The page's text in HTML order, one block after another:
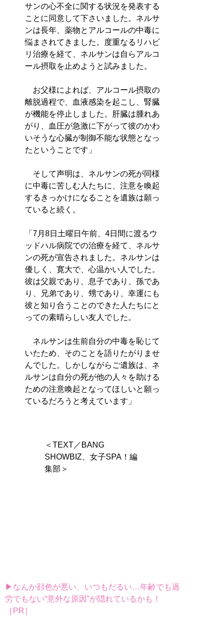
サンの心不全に関する状況を発表する
ことに同意して下さいました。ネルサ
ンは長年、薬物とアルコールの中毒に
悩まされてきました。度重なるリハビ
リ治療を経て、ネルサンは自らアルコ
ール摂取を止めようと試みました。
お父様によれば、アルコール摂取の
離脱過程で、血液感染を起こし、腎臓
が機能を停止しました。肝臓は腫れあ
がり、血圧が急激に下がって彼のかわ
いそうな心臓が制御不能な状態となっ
たということです」
そして声明は、ネルサンの死が同様
に中毒に苦しむ人たちに、注意を喚起
するきっかけになることを遺族は願っ
ていると続く。
「7月8日土曜日午前、4日間に渡るウ
ッドハル病院での治療を経て、ネルサ
ンの死が宣告されました。ネルサンは
優しく、寛大で、心温かい人でした。
彼は父親であり、息子であり、孫であ
り、兄弟であり、甥であり、幸運にも
彼と知り合うことのできた人たちにと
っての素晴らしい友人でした。
ネルサンは生前自分の中毒を恥じて
いたため、そのことを語りたがりませ
んでした。しかしながらご遺族は、ネ
ルサンは自分の死が他の人々を助ける
ための注意喚起となってほしいと願っ
ているだろうと考えています」
＜TEXT／BANG
SHOWBIZ、女子SPA！編
集部＞
▶なんか顔色が悪い、いつもだるい…年齢でも過
労でもない“意外な原因”が隠れているかも！
［PR］